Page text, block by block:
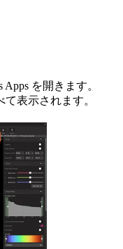
を開きます。
て表示されます。